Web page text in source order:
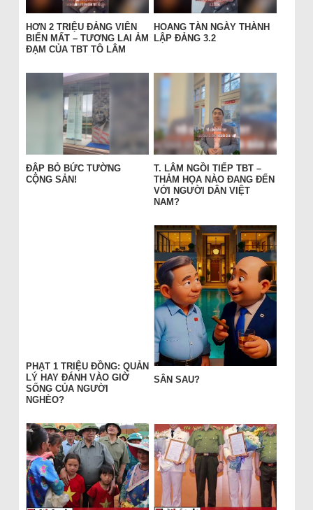
HƠN 2 TRIỆU ĐẢNG VIÊN
BIẾN MẤT – TƯƠNG LAI ẢM
ĐẠM CỦA TBT TÔ LÂM
HOANG TÀN NGÀY THÀNH
LẬP ĐẢNG 3.2
ĐẬP BỎ BỨC TƯỜNG
CỘNG SẢN!
T. LÂM NGỒI TIẾP TBT –
THẢM HỌA NÀO ĐANG ĐẾN
VỚI NGƯỜI DÂN VIỆT
NAM?
PHẠT 1 TRIỆU ĐỒNG: QUẢN
LÝ HAY ĐÁNH VÀO GIỜ
SỐNG CỦA NGƯỜI
NGHÈO?
SÂN SAU?